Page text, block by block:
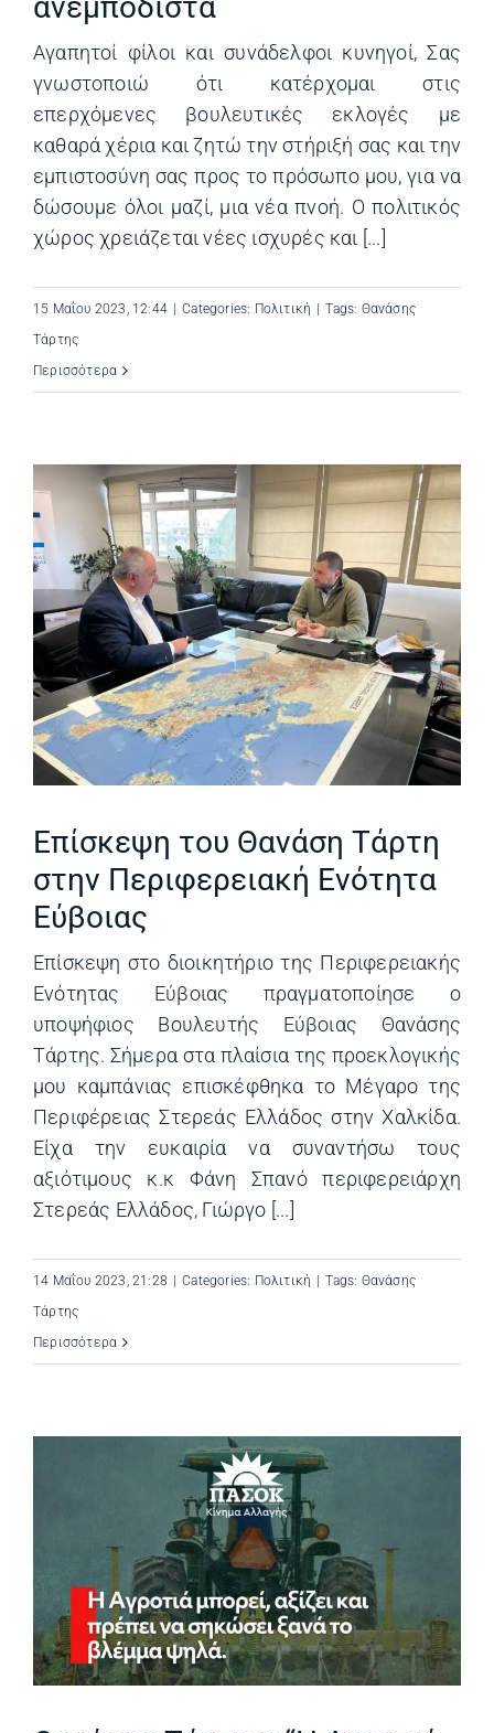
Αγαπητοί φίλοι και συνάδελφοι κυνηγοί, Σας
γνωστοποιώ ότι κατέρχομαι στις
επερχόμενες βουλευτικές εκλογές με
καθαρά χέρια και ζητώ την στήριξή σας και την
εμπιστοσύνη σας προς το πρόσωπο μου, για να
δώσουμε όλοι μαζί, μια νέα πνοή. Ο πολιτικός
χώρος χρειάζεται νέες ισχυρές και [...]
15 Μαΐου 2023, 12:44 | Categories: Πολιτική | Tags: Θανάσης
Τάρτης
Περισσότερα
Επίσκεψη του Θανάση Τάρτη
στην Περιφερειακή Ενότητα
Εύβοιας
Επίσκεψη στο διοικητήριο της Περιφερειακής
Ενότητας Εύβοιας πραγματοποίησε ο
υποψήφιος Βουλευτής Εύβοιας Θανάσης
Τάρτης. Σήμερα στα πλαίσια της προεκλογικής
μου καμπάνιας επισκέφθηκα το Μέγαρο της
Περιφέρειας Στερεάς Ελλάδος στην Χαλκίδα.
Είχα την ευκαιρία να συναντήσω τους
αξιότιμους κ.κ Φάνη Σπανό περιφερειάρχη
Στερεάς Ελλάδος, Γιώργο [...]
14 Μαΐου 2023, 21:28 | Categories: Πολιτική | Tags: Θανάσης
Τάρτης
Περισσότερα